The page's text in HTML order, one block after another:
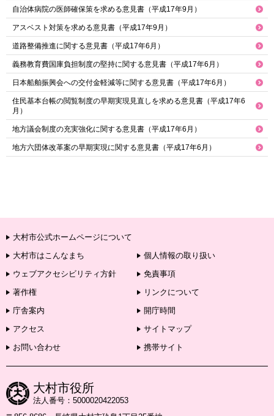
自治体病院の医師確保策を求める意見書（平成17年9月）
アスベスト対策を求める意見書（平成17年9月）
道路整備推進に関する意見書（平成17年6月）
義務教育費国庫負担制度の堅持に関する意見書（平成17年6月）
日本船舶振興会への交付金軽減等に関する意見書（平成17年6月）
住民基本台帳の閲覧制度の早期実現見直しを求める意見書（平成17年6
月）
地方議会制度の充実強化に関する意見書（平成17年6月）
地方六団体改革案の早期実現に関する意見書（平成17年6月）
大村市公式ホームページについて
大村市はこんなまち
個人情報の取り扱い
ウェブアクセシビリティ方針
免責事項
著作権
リンクについて
庁舎案内
開庁時間
アクセス
サイトマップ
お問い合わせ
携帯サイト
大村市役所
法人番号：5000020422053